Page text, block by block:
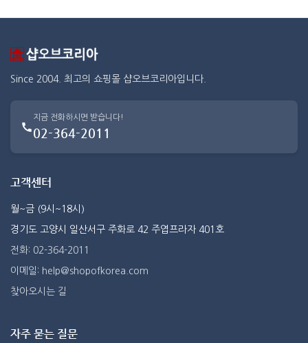
Since 2004. 최고의 쇼핑몰 샵오브코리아입니다.
지금 전화하시면 받습니다!
02-364-2011
고객센터
월~금 (9시~18시)
경기도 고양시 일산서구 주화로 42 주엽프라자 401호
전화: 02-364-2011
이메일: help@shopofkorea.com
찾아오시는 길
자주 묻는 질문